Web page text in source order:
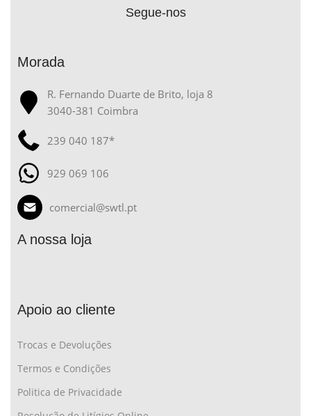
Segue-nos
Morada
R. Fernando Duarte de Brito, loja 8
3040-381 Coimbra
239 040 187*
929 069 106
comercial@swtl.pt
A nossa loja
Apoio ao cliente
Trocas e Devoluções
Termos e Condições
Politica de Privacidade